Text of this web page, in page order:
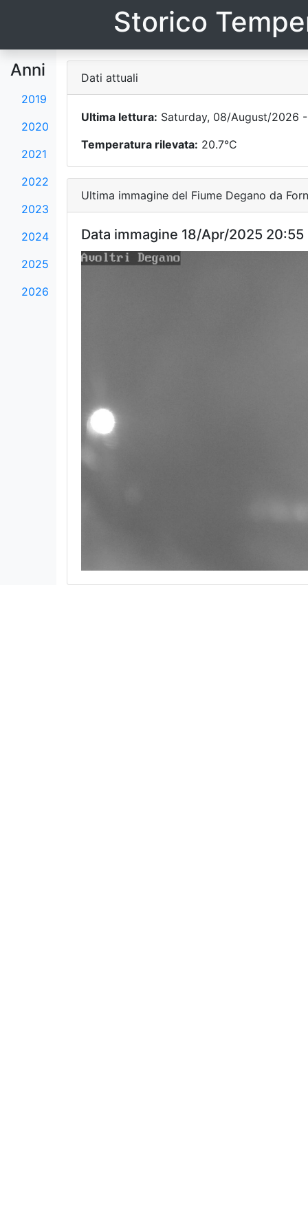
Storico
Anni
2019
2020
2021
2022
2023
2024
2025
2026
Dati attuali
Ultima lettura: Saturday, 08/August/2026
Temperatura rilevata: 20.7°C
Ultima immagine del Fiume Degano da
Data immagine 18/Apr/2025 20:55